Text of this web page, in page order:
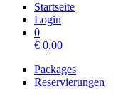
Startseite
Login
0
€ 0,00
Packages
Reservierungen